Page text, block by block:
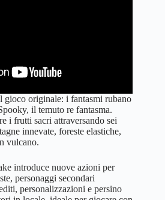
gioco originale: i fantasmi rubano
il temuto re fantasma.
i frutti sacri attraversando sei
innevate, foreste elastiche,
vulcano.
introduce nuove azioni per
personaggi secondari
personalizzazioni e persino